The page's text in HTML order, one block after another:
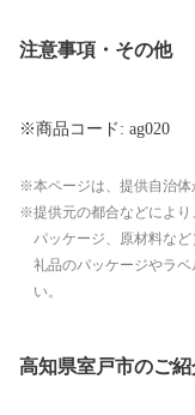
注意事項・その他
※商品コード: ag020
本ページは、提供自治体
提供元の都合などにより
パッケージ、原材料な
礼品のパッケージやラ
い。
高知県室戸市のご紹